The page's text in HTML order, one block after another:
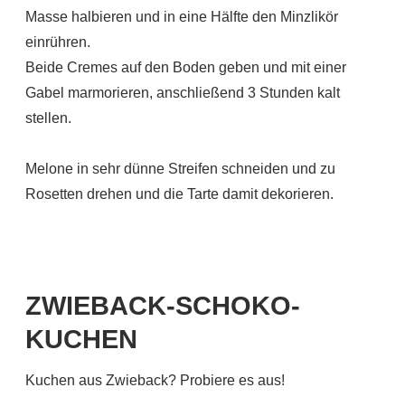
Masse halbieren und in eine Hälfte den Minzlikör
einrühren.
Beide Cremes auf den Boden geben und mit einer
Gabel marmorieren, anschließend 3 Stunden kalt
stellen.
Melone in sehr dünne Streifen schneiden und zu
Rosetten drehen und die Tarte damit dekorieren.
ZWIEBACK-SCHOKO-
KUCHEN
Kuchen aus Zwieback? Probiere es aus!